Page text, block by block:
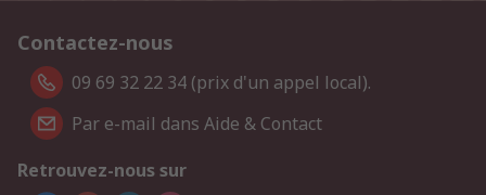
Contactez-nous
09 69 32 22 34 (prix d'un appel local).
Par e-mail dans Aide & Contact
Retrouvez-nous sur